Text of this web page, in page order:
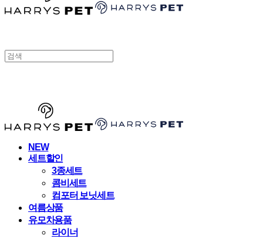
NEW
세트할인
3종세트
콤비세트
컴포터 보닛세트
여름상품
유모차용품
라이너